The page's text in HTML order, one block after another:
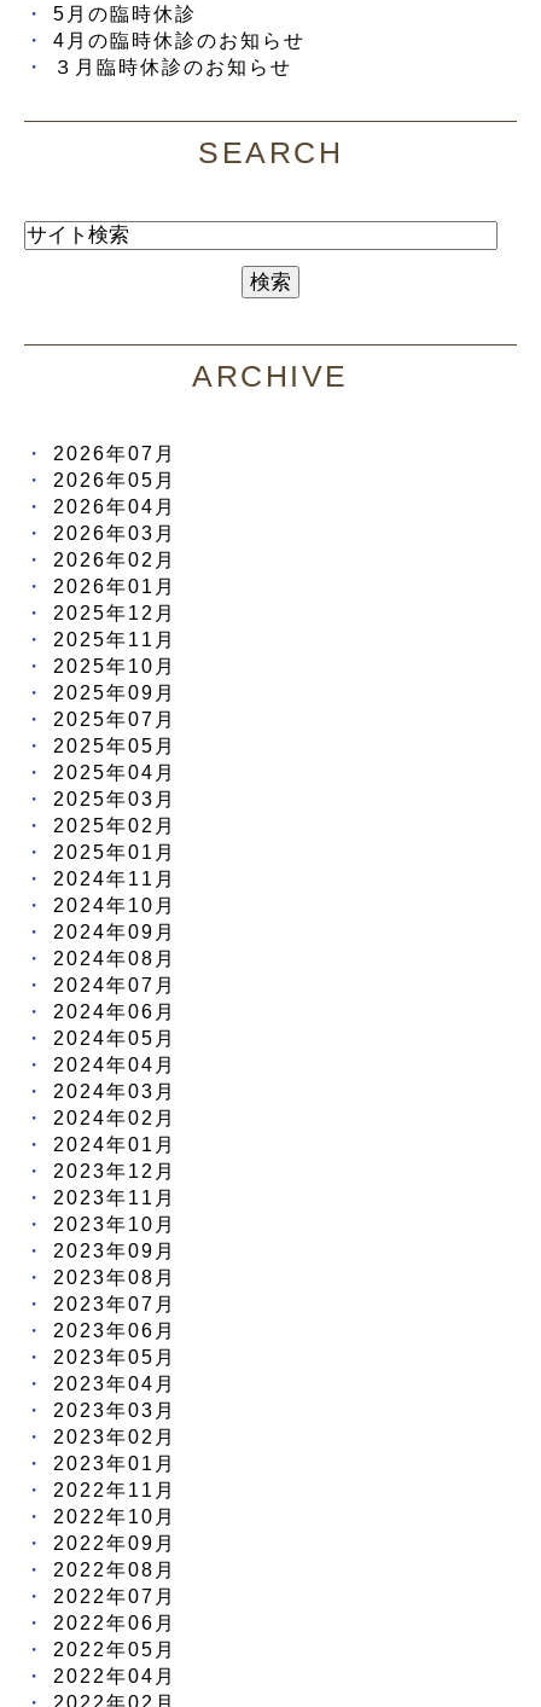
5月の臨時休診
4月の臨時休診のお知らせ
３月臨時休診のお知らせ
SEARCH
ARCHIVE
2026年07月
2026年05月
2026年04月
2026年03月
2026年02月
2026年01月
2025年12月
2025年11月
2025年10月
2025年09月
2025年07月
2025年05月
2025年04月
2025年03月
2025年02月
2025年01月
2024年11月
2024年10月
2024年09月
2024年08月
2024年07月
2024年06月
2024年05月
2024年04月
2024年03月
2024年02月
2024年01月
2023年12月
2023年11月
2023年10月
2023年09月
2023年08月
2023年07月
2023年06月
2023年05月
2023年04月
2023年03月
2023年02月
2023年01月
2022年11月
2022年10月
2022年09月
2022年08月
2022年07月
2022年06月
2022年05月
2022年04月
2022年02月